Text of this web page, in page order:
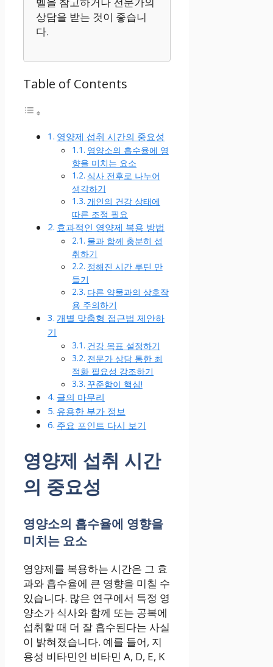
상담을 받는 것이 좋습니
다.
Table of Contents
영양제 섭취 시간의 중요성
영양소의 흡수율에 영
향을 미치는 요소
식사 전후로 나누어
생각하기
개인의 건강 상태에
따른 조정 필요
효과적인 영양제 복용 방법
물과 함께 충분히 섭
취하기
정해진 시간 루틴 만
들기
다른 약물과의 상호작
용 주의하기
개별 맞춤형 접근법 제안하
기
건강 목표 설정하기
전문가 상담 통한 최
적화 필요성 강조하기
꾸준함이 핵심!
글의 마무리
유용한 부가 정보
주요 포인트 다시 보기
영양제 섭취 시간
의 중요성
영양소의 흡수율에 영향을
미치는 요소
영양제를 복용하는 시간은 그 효
과와 흡수율에 큰 영향을 미칠 수
있습니다. 많은 연구에서 특정 영
양소가 식사와 함께 또는 공복에
섭취할 때 더 잘 흡수된다는 사실
이 밝혀졌습니다. 예를 들어, 지
용성 비타민인 비타민 A, D, E, K